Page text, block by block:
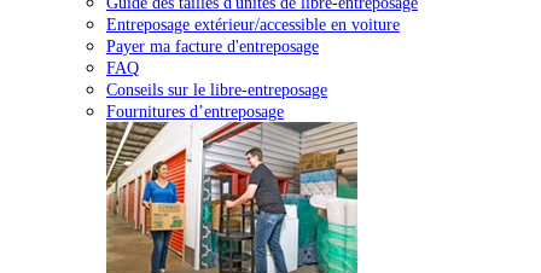
Entreposage extérieur/accessible en voiture
Payer ma facture d'entreposage
FAQ
Conseils sur le libre-entreposage
Fournitures d’entreposage